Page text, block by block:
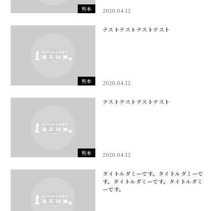
熊本 2020.04.12
熊本
テストテストテストテスト
2020.04.12
熊本
テストテストテストテスト
2020.04.12
タイトルダミーです。タイトルダミーで
す。タイトルダミーです。タイトルダミ
ーです。